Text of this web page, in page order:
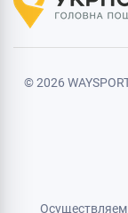
© 2026
Осуществляем